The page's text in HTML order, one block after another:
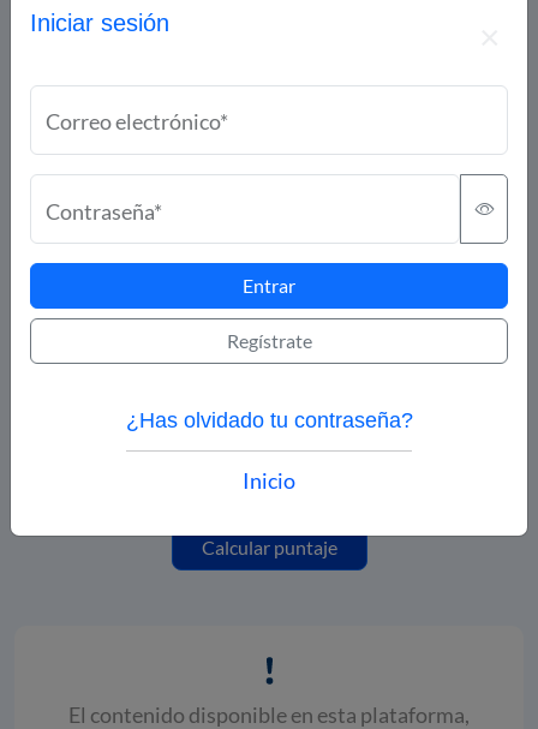
Sí
Calcular puntaje
El contenido disponible en esta plataforma,
Iniciar sesión
Correo electrónico*
Contraseña*
Entrar
Regístrate
¿Has olvidado tu contraseña?
Inicio